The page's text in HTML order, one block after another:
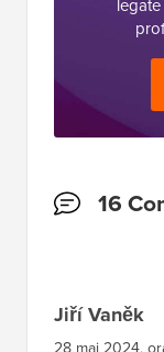
16
Jiří Vaněk